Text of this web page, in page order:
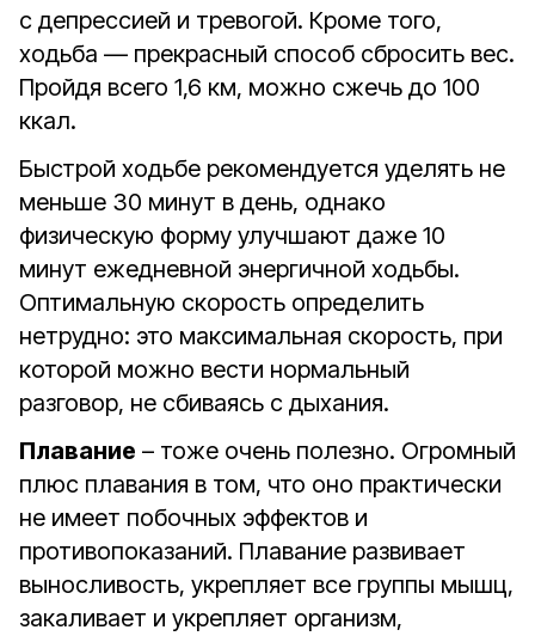
с депрессией и тревогой. Кроме того,
ходьба — прекрасный способ сбросить вес.
Пройдя всего 1,6 км, можно сжечь до 100
ккал.
Быстрой ходьбе рекомендуется уделять не
меньше 30 минут в день, однако
физическую форму улучшают даже 10
минут ежедневной энергичной ходьбы.
Оптимальную скорость определить
нетрудно: это максимальная скорость, при
которой можно вести нормальный
разговор, не сбиваясь с дыхания.
Плавание – тоже очень полезно. Огромный
плюс плавания в том, что оно практически
не имеет побочных эффектов и
противопоказаний. Плавание развивает
выносливость, укрепляет все группы мышц,
закаливает и укрепляет организм,